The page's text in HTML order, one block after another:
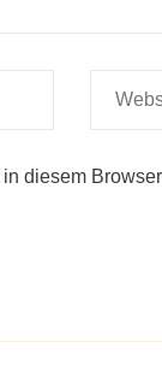
diesem